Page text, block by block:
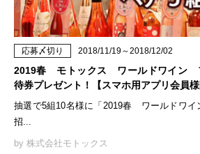
応募〆切り 2018/11/19～2018/12/02
2019春 モトックス ワールドワイン
待券プレゼント！【スマホ用アプリ会員様
抽選で5組10名様に「2019春 ワールドワ
招...
by 株式会社モトックス